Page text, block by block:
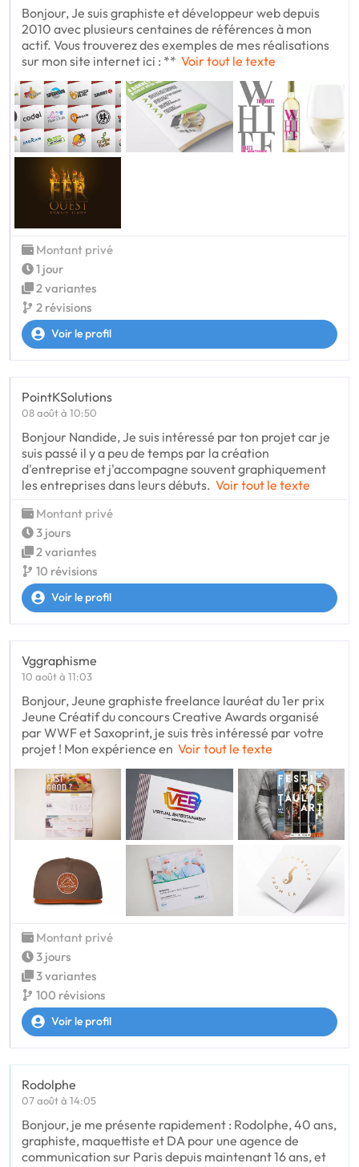
Bonjour, Je suis graphiste et développeur web depuis
2010 avec plusieurs centaines de références à mon
actif. Vous trouverez des exemples de mes réalisations
sur mon site internet ici : ** Voir tout le texte
Montant privé
1 jour
2 variantes
2 révisions
Voir le profil
PointKSolutions
08 août à 10:50
Bonjour Nandide, Je suis intéressé par ton projet car je
suis passé il y a peu de temps par la création
d'entreprise et j'accompagne souvent graphiquement
les entreprises dans leurs débuts. Voir tout le texte
Montant privé
3 jours
2 variantes
10 révisions
Voir le profil
Vggraphisme
10 août à 11:03
Bonjour, Jeune graphiste freelance lauréat du 1er prix
Jeune Créatif du concours Creative Awards organisé
par WWF et Saxoprint, je suis très intéressé par votre
projet ! Mon expérience en Voir tout le texte
Montant privé
3 jours
3 variantes
100 révisions
Voir le profil
Rodolphe
07 août à 14:05
Bonjour, je me présente rapidement : Rodolphe, 40 ans,
graphiste, maquettiste et DA pour une agence de
communication sur Paris depuis maintenant 16 ans, et